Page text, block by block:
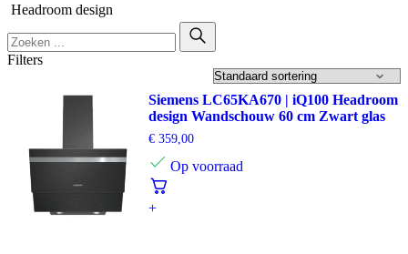
Headroom design
Filters
Siemens LC65KA670 | iQ100 Headroom
design Wandschouw 60 cm Zwart glas
€359,00
Op voorraad
+